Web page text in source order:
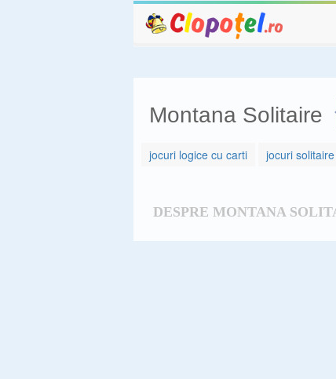
Montana Solitaire
jocuri logice cu carti jocuri solitaire
DESPRE MONTANA